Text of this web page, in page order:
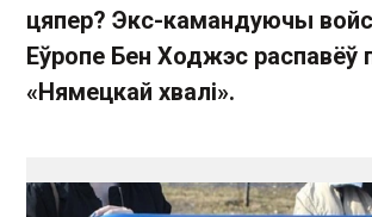
цяпер? Экс-камандуючы
Еўропе Бен Ходжэс распавёў
«Нямецкай хвалі».